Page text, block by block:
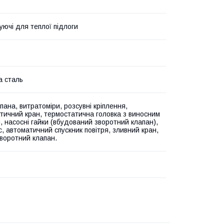
для теплої підлоги
сталь
витратоміри, розсувні кріплення,
кран, термостатична головка з виносним
насосні гайки (вбудований зворотний клапан),
автоматичний спускник повітря, зливний кран,
клапан.